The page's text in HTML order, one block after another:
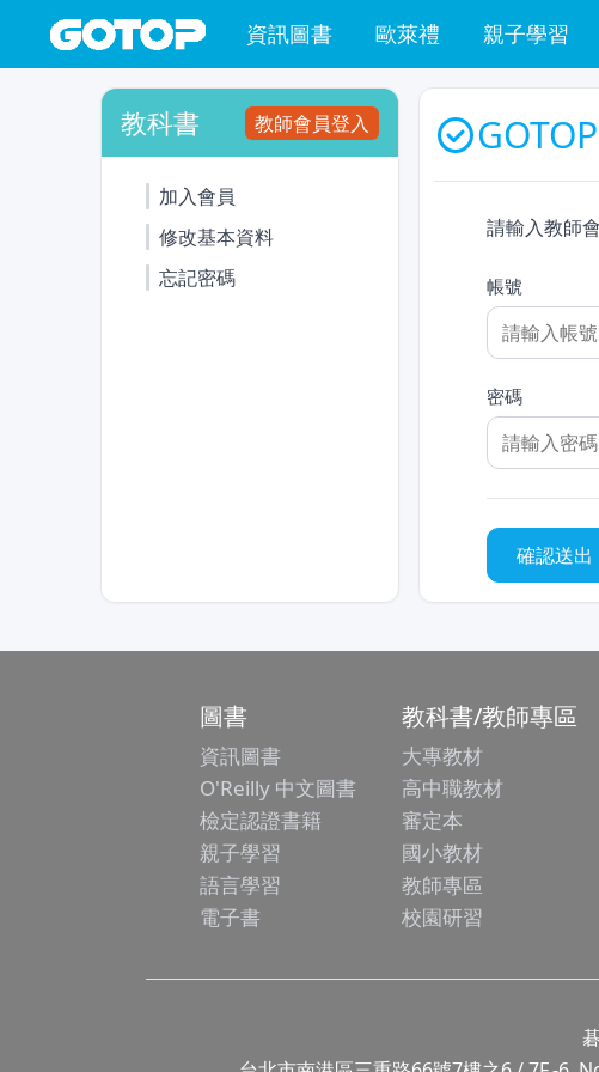
資訊圖書 歐萊禮 親子學習
教科書 教師會員登入
加入會員
修改基本資料
忘記密碼
請輸入教師
帳號
密碼
圖書
資訊圖書
O'Reilly 中文圖書
檢定認證書籍
親子學習
語言學習
電子書
教科書/教師專區
大專教材
高中職教材
審定本
國小教材
教師專區
校園研習